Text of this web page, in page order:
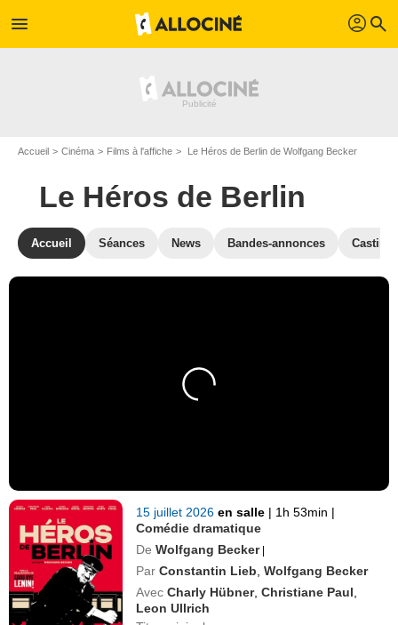
menu profil search
Accueil Cinéma Films à l'affiche Le Héros de Berlin de Wolfgang Becker
Le Héros de Berlin
Accueil Séances News Bandes-annonces Casting
15 juillet 2026en salle | 1h 53min |
Comédie dramatique
De Wolfgang Becker |
Par Constantin Lieb ,Wolfgang Becker
Avec Charly Hübner,Christiane Paul
Leon Ullrich